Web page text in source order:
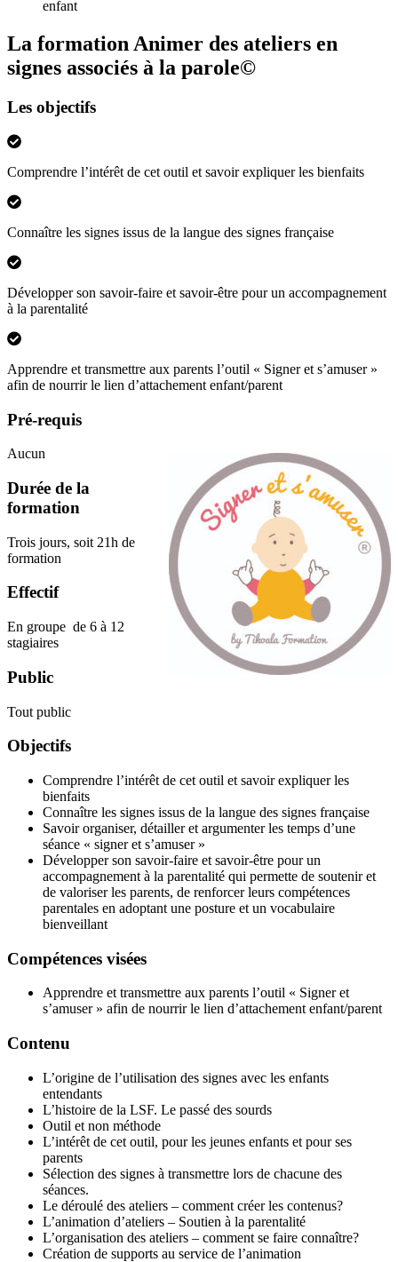
enfant
La formation Animer des ateliers en
signes associés à la parole©
Les objectifs
Comprendre l’intérêt de cet outil et savoir expliquer les bienfaits
Connaître les signes issus de la langue des signes française
Développer son savoir-faire et savoir-être pour un accompagnement
à la parentalité
Apprendre et transmettre aux parents l’outil « Signer et s’amuser »
afin de nourrir le lien d’attachement enfant/parent
Pré-requis
Aucun
Durée de la
formation
Trois jours, soit 21h de
formation
Effectif
En groupe de 6 à 12
stagiaires
Public
Tout public
Objectifs
Comprendre l’intérêt de cet outil et savoir expliquer les
bienfaits
Connaître les signes issus de la langue des signes française
Savoir organiser, détailler et argumenter les temps d’une
séance « signer et s’amuser »
Développer son savoir-faire et savoir-être pour un
accompagnement à la parentalité qui permette de soutenir et
de valoriser les parents, de renforcer leurs compétences
parentales en adoptant une posture et un vocabulaire
bienveillant
Compétences visées
Apprendre et transmettre aux parents l’outil « Signer et
s’amuser » afin de nourrir le lien d’attachement enfant/parent
Contenu
L’origine de l’utilisation des signes avec les enfants
entendants
L’histoire de la LSF. Le passé des sourds
Outil et non méthode
L’intérêt de cet outil, pour les jeunes enfants et pour ses
parents
Sélection des signes à transmettre lors de chacune des
séances.
Le déroulé des ateliers – comment créer les contenus?
L’animation d’ateliers – Soutien à la parentalité
L’organisation des ateliers – comment se faire connaître?
Création de supports au service de l’animation